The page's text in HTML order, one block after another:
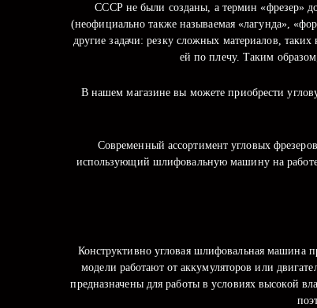
СССР не были созданы, а термин «фрезер»
(неофициально также называемая «лагунда»,
другие задачи: резку сложных материалов,
ей по плечу. Таким
В нашем магазине вы можете приобрести
Современный ассортимент угловых
использующий шлифовальную машину на работе
Конструктивно угловая шлифовальная машина
модели работают от аккумуляторов или
предназначены для работы в условиях высокой